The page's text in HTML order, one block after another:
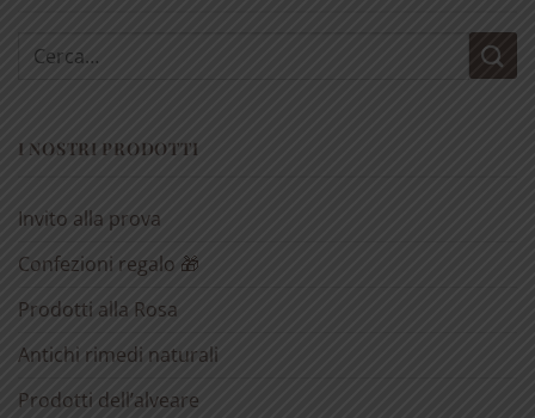
Cerca:
I NOSTRI PRODOTTI
Invito alla prova
Confezioni regalo 🎁
Prodotti alla Rosa
Antichi rimedi naturali
Prodotti dell’alveare